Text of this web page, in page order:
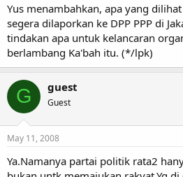
Yus menambahkan, apa yang
segera dilaporkan ke DPP PPP di
tindakan apa untuk kelancaran
berlambang Ka'bah itu. (*/lpk)
G guest
Guest
May 11, 2008
Ya.Namanya partai politik rata2